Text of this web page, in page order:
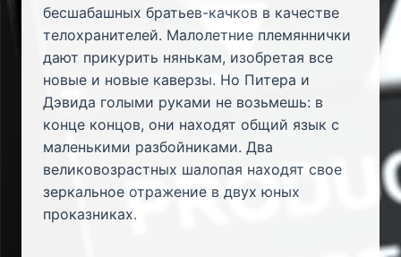
бесшабашных братьев-качков в качестве
телохранителей. Малолетние племяннички
дают прикурить нянькам, изобретая все
новые и новые каверзы. Но Питера и
Дэвида голыми руками не возьмешь: в
конце концов, они находят общий язык с
маленькими разбойниками. Два
великовозрастных шалопая находят свое
зеркальное отражение в двух юных
проказниках.